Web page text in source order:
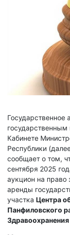
Государственное
Кабинете
Республики
сообщает о том,
сентября 2025
аукцион на право
аренды
участка Центра
Панфиловского